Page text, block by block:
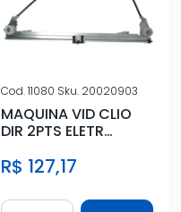
Cod.11080 Sku. 20020903
MAQUINA VID CLIO
DIR 2PTS ELETR
R$ 127,17